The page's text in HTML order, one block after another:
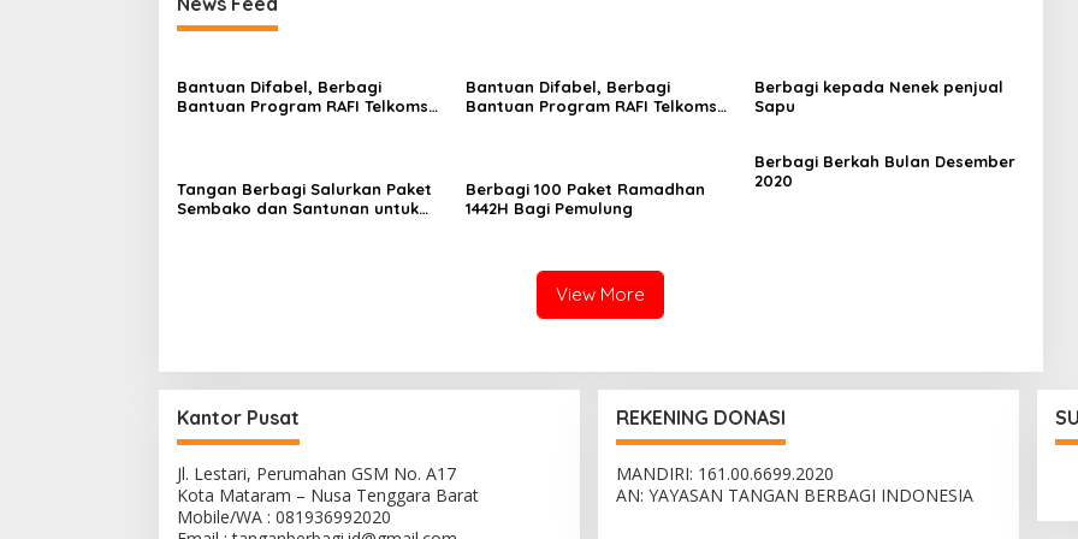
Bantuan Difabel, Berbagi
Bantuan Program RAFI Telkomsel
Bantuan Difabel, Berbagi
Bantuan Program RAFI Telkomsel
Berbagi kepada Nenek penjual
Sapu
Tangan Berbagi Salurkan Paket
Sembako dan Santunan untuk
Berbagi 100 Paket Ramadhan
1442H Bagi Pemulung
Berbagi Berkah Bulan Desember
2020
View More
Kantor Pusat
Jl. Lestari, Perumahan GSM No. A17
Kota Mataram – Nusa Tenggara Barat
Mobile/WA : 081936992020
REKENING DONASI
MANDIRI: 161.00.6699.2020
AN: YAYASAN TANGAN BERBAGI INDONESIA